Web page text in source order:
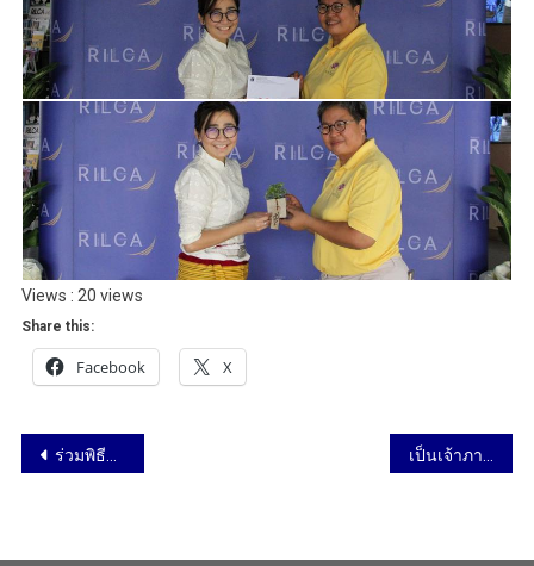
Views : 20 views
Share this:
Facebook X
ร่วมพิธีทำบุญตักบาตร เนื่องในโอกาสวันเฉลิมพระชนมพรรษา พระบาทสมเด็จพระเจ้าอยู่หัว 26 กรกฎาคม 2562